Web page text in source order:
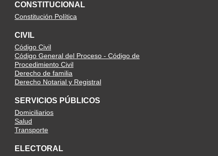
CONSTITUCIONAL
Constitución Política
CIVIL
Código Civil
Código General del Proceso - Código de
Procedimiento Civil
Derecho de familia
Derecho Notarial y Registral
SERVICIOS PÚBLICOS
Domiciliarios
Salud
Transporte
ELECTORAL